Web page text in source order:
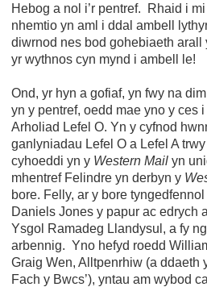
Hebog a nol i’r pentref. Rhaid i
nhemtio yn aml i ddal ambell
diwrnod nes bod gohebiaeth arall
yr wythnos cyn mynd i ambell le!
Ond, yr hyn a gofiaf, yn fwy na
yn y pentref, oedd mae yno y ces
Arholiad Lefel O. Yn y cyfnod
ganlyniadau Lefel O a Lefel A
cyhoeddi yn y Western Mail yn
mhentref Felindre yn derbyn y
bore. Felly, ar y bore
Daniels Jones y papur ac edrych
Ysgol Ramadeg Llandysul, a fy
arbennig. Yno hefyd roedd
Graig Wen, Alltpenrhiw (a ddaeth
Fach y Bwcs’), yntau am wybod